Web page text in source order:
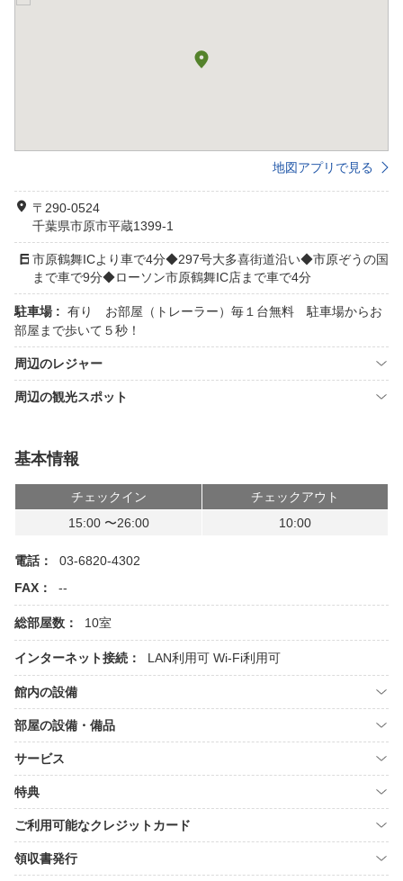
地図アプリで見る
〒290-0524
千葉県市原市平蔵1399-1
市原鶴舞ICより車で4分◆297号大多喜街道沿い◆市原ぞうの国
まで車で9分◆ローソン市原鶴舞IC店まで車で4分
駐車場 : 有り お部屋（トレーラー）毎１台無料 駐車場からお
部屋まで歩いて５秒！
周辺のレジャー
周辺の観光スポット
基本情報
チェックイン
チェックアウト
15:00 〜26:00
10:00
電話：
03-6820-4302
FAX：
--
総部屋数： 10室
インターネット接続： LAN利用可 Wi-Fi利用可
館内の設備
部屋の設備・備品
サービス
特典
ご利用可能なクレジットカード
領収書発行